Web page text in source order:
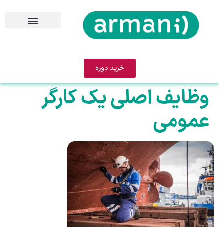
خرید دوره
وظایف اصلی یک کارگر
عمومی